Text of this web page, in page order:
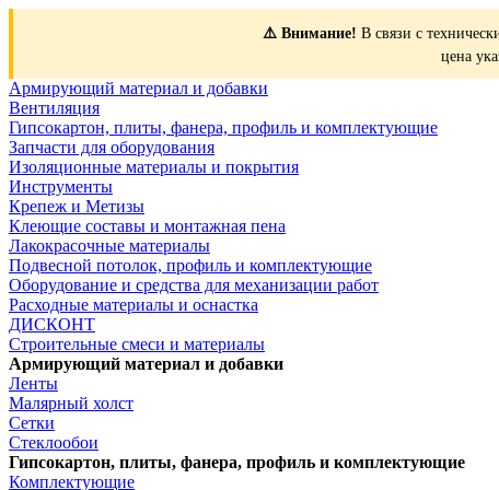
⚠️ Внимание! В связи с
цена
Армирующий материал и добавки
Вентиляция
Гипсокартон, плиты, фанера, профиль и комплектующие
Запчасти для оборудования
Изоляционные материалы и покрытия
Инструменты
Крепеж и Метизы
Клеющие составы и монтажная пена
Лакокрасочные материалы
Подвесной потолок, профиль и комплектующие
Оборудование и средства для механизации работ
Расходные материалы и оснастка
ДИСКОНТ
Строительные смеси и материалы
Армирующий материал и добавки
Ленты
Малярный холст
Сетки
Стеклообои
Гипсокартон, плиты, фанера, профиль и комплектующие
Комплектующие